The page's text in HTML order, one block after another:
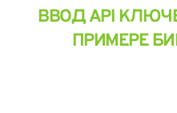
ВВОД API
ПРИМЕРЕ